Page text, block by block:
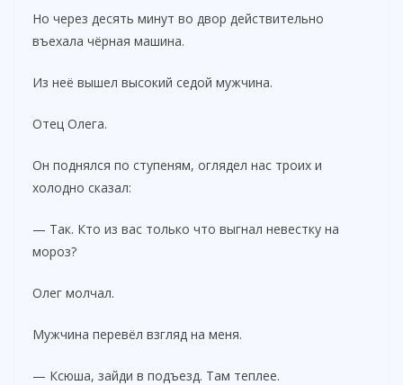
Но через десять минут во двор действительно
въехала чёрная машина.
Из неё вышел высокий седой мужчина.
Отец Олега.
Он поднялся по ступеням, оглядел нас троих и
холодно сказал:
— Так. Кто из вас только что выгнал невестку на
мороз?
Олег молчал.
Мужчина перевёл взгляд на меня.
— Ксюша, зайди в подъезд. Там теплее.